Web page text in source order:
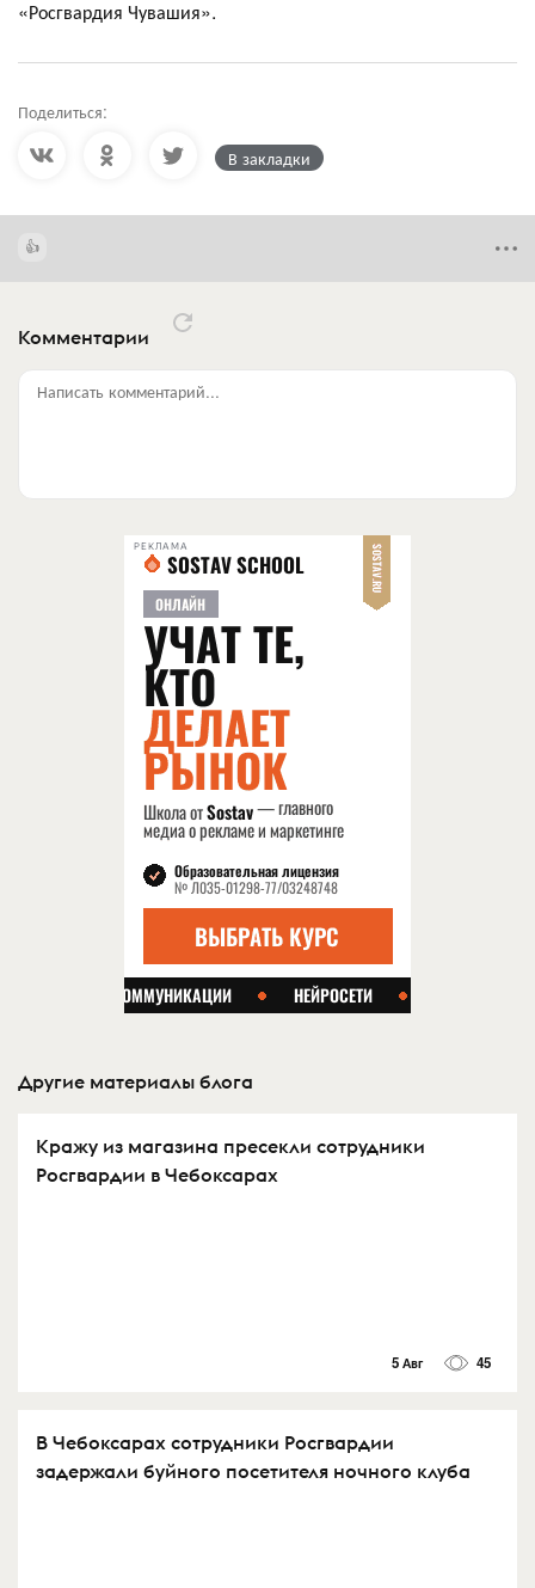
«Росгвардия Чувашия».
Поделиться:
В закладки
Комментарии
Написать комментарий...
РЕКЛАМА
Другие материалы блога
Кражу из магазина пресекли сотрудники
Росгвардии в Чебоксарах
5 Авг 45
В Чебоксарах сотрудники Росгвардии
задержали буйного посетителя ночного клуба